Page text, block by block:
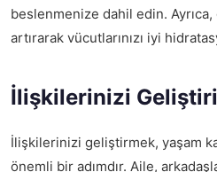
beslenmenize dahil edin.
artırarak vücutlarınızı iyi
İlişkilerinizi
İlişkilerinizi geliştirmek, yaşam
önemli bir adımdır. Aile,